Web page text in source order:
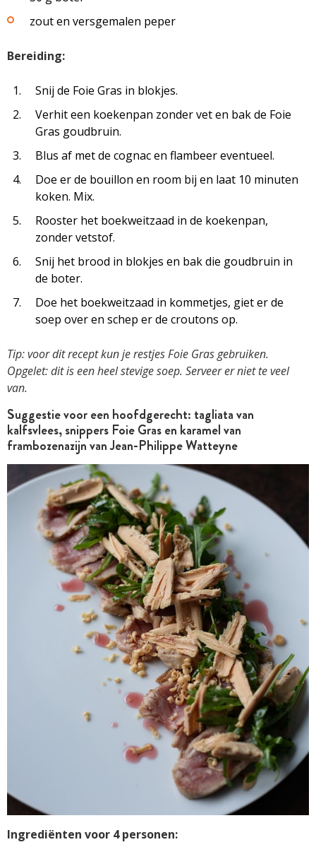
zout en versgemalen peper
Bereiding:
Snij de Foie Gras in blokjes.
Verhit een koekenpan zonder vet en bak de Foie
Gras goudbruin.
Blus af met de cognac en flambeer eventueel.
Doe er de bouillon en room bij en laat 10 minuten
koken. Mix.
Rooster het boekweitzaad in de koekenpan,
zonder vetstof.
Snij het brood in blokjes en bak die goudbruin in
de boter.
Doe het boekweitzaad in kommetjes, giet er de
soep over en schep er de croutons op.
Tip: voor dit recept kun je restjes Foie Gras gebruiken.
Opgelet: dit is een heel stevige soep. Serveer er niet te veel
van.
Suggestie voor een hoofdgerecht: tagliata van
kalfsvlees, snippers Foie Gras en karamel van
frambozenazijn van Jean-Philippe Watteyne
Ingrediënten voor 4 personen: